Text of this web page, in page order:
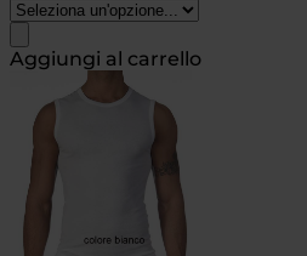
Aggiungi al carrello